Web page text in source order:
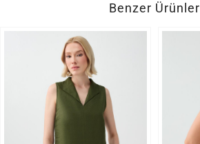
Benzer Ürünler